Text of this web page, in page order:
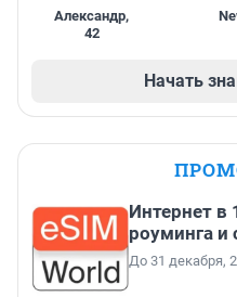
Александр,
42
Начать
Интернет в
роуминга и
До 31 декабря,